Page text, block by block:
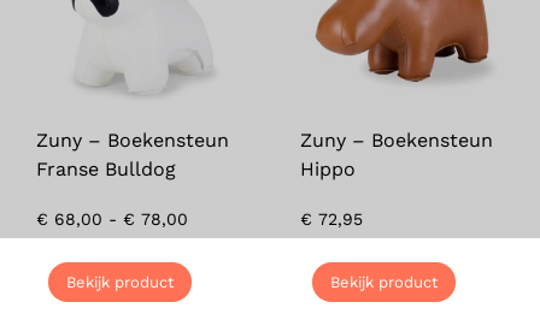
Zuny – Boekensteun
Franse Bulldog
€ 68,00 - € 78,00
Bekijk product
Zuny – Boekensteun
Hippo
€ 72,95
Bekijk product